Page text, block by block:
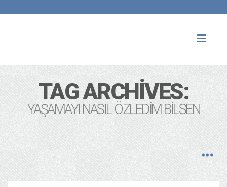
TAG ARCHIVES:
YAŞAMAYI NASIL ÖZLEDIM BILSEN